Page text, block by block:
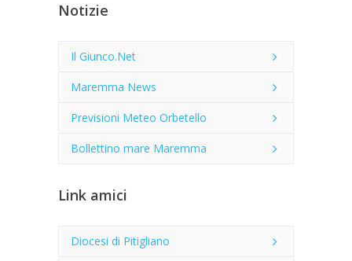
Notizie
Il Giunco.Net
Maremma News
Previsioni Meteo Orbetello
Bollettino mare Maremma
Link amici
Diocesi di Pitigliano